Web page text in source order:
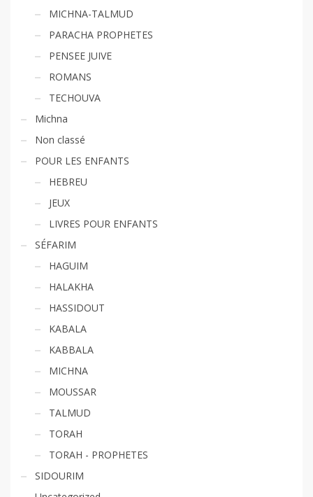
MICHNA-TALMUD
PARACHA PROPHETES
PENSEE JUIVE
ROMANS
TECHOUVA
Michna
Non classé
POUR LES ENFANTS
HEBREU
JEUX
LIVRES POUR ENFANTS
SÉFARIM
HAGUIM
HALAKHA
HASSIDOUT
KABALA
KABBALA
MICHNA
MOUSSAR
TALMUD
TORAH
TORAH - PROPHETES
SIDOURIM